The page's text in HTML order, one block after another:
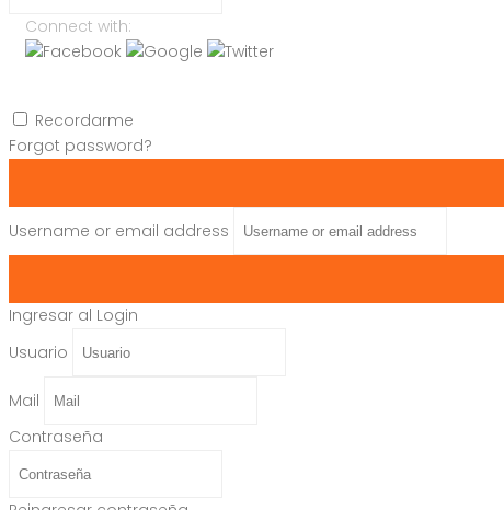
Connect with:
Recordarme
Forgot password?
Username or email address
Ingresar al Login
Usuario
Mail
Contraseña